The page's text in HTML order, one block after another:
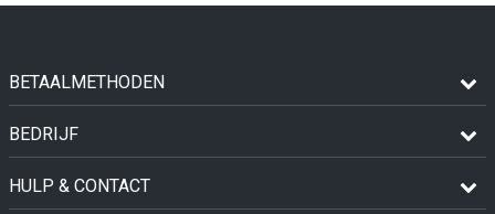
BETAALMETHODEN
BEDRIJF
HULP & CONTACT